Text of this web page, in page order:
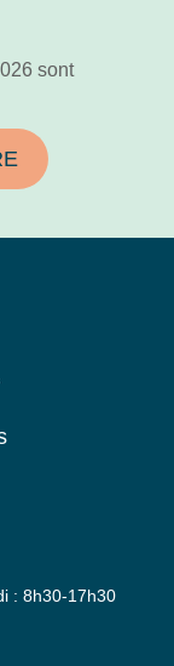
sont
: 8h30-17h30